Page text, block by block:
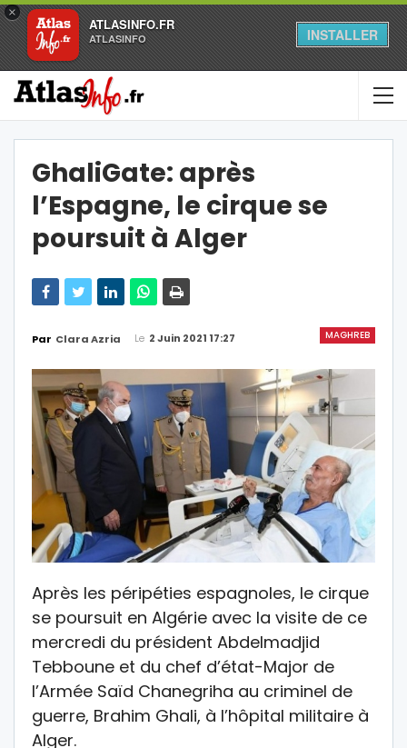
×
ATLASINFO.FR
ATLASINFO INSTALLER
GhaliGate: après
l’Espagne, le cirque se
poursuit à Alger
MAGHREB
Par Clara Azria Le 2 Juin 2021 17:27
Après les péripéties espagnoles, le cirque
se poursuit en Algérie avec la visite de ce
mercredi du président Abdelmadjid
Tebboune et du chef d’état-Major de
l’Armée Saïd Chanegriha au criminel de
guerre, Brahim Ghali, à l’hôpital militaire à
Alger.